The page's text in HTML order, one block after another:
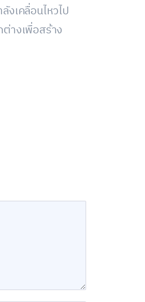
เคลื่อนไหวไป
างเพื่อสร้าง